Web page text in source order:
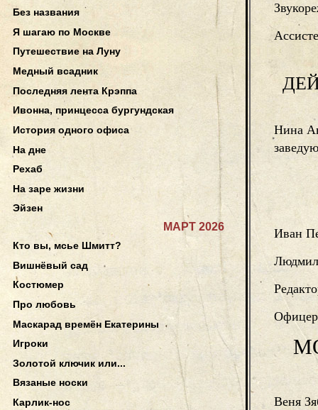
Нина
Иван
Офицер
Веня
Без названия
Я шагаю по Москве
Путешествие на Луну
Медный всадник
Последняя лента Крэппа
Ивонна, принцесса бургундская
История одного офиса
На дне
Рехаб
На заре жизни
Эйзен
МАРТ 2026
Кто вы, мсье Шмитт?
Вишнёвый сад
Костюмер
Про любовь
Маскарад времён Екатерины
Игроки
Золотой ключик или...
Вязаные носки
Карлик-нос